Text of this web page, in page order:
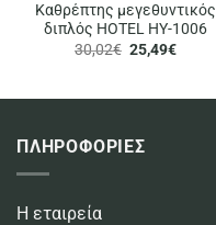
Καθρέπτης μεγεθυντικός
διπλός HOTEL HY-1006
30,02€ Original
price
25,49€Η
ΠΛΗΡΟΦΟΡΙΕΣ
Η εταιρεία